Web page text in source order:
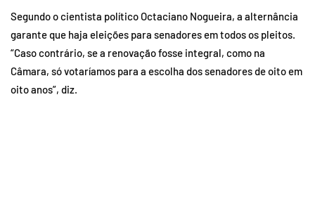
Segundo o cientista político Octaciano Nogueira, a alternância
garante que haja eleições para senadores em todos os pleitos.
“Caso contrário, se a renovação fosse integral, como na
Câmara, só votaríamos para a escolha dos senadores de oito em
oito anos”, diz.